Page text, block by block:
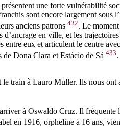
une forte vulnérabilité
sont encore largement sous
anciens patrons 432. Le
en ville, et les
entre eux et articulent le centre
Dona Clara et Estácio de Sá 433
train à Lauro Muller. Ils nous ont
à Oswaldo Cruz. Il fréquente
en 1916, orpheline à 16 ans,